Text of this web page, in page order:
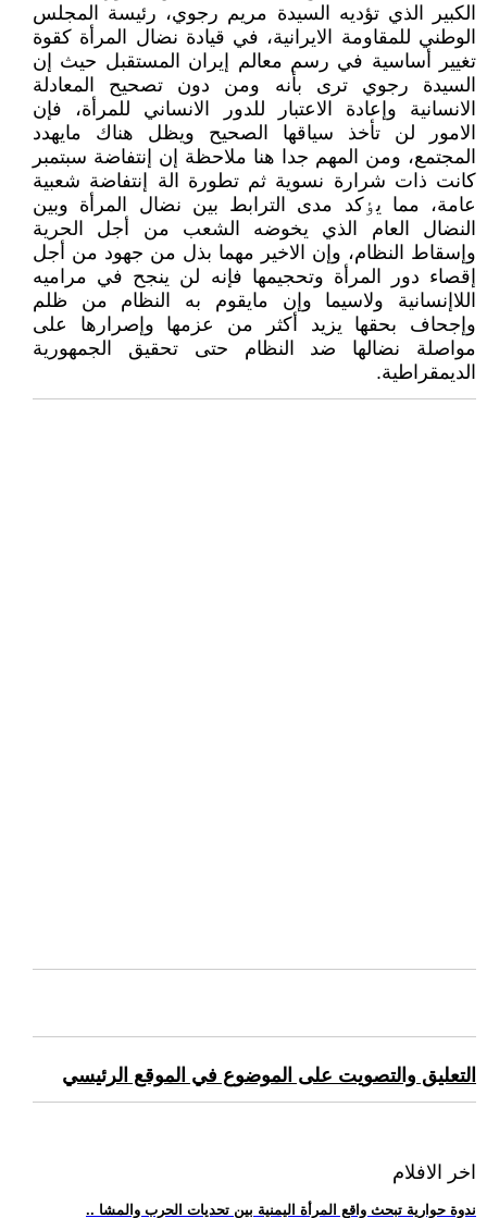
الکبير الذي تؤديه السيدة مريم رجوي، رئيسة المجلس
الوطني للمقاومة الايرانية، في قيادة نضال المرأة کقوة
تغيير أساسية في رسم معالم إيران المستقبل حيث إن
السيدة رجوي ترى بأنه ومن دون تصحيح المعادلة
الانسانية وإعادة الاعتبار للدور الانساني للمرأة، فإن
الامور لن تأخذ سياقها الصحيح ويظل هناك مايهدد
المجتمع، ومن المهم جدا هنا ملاحظة إن إنتفاضة سبتمبر
کانت ذات شرارة نسوية ثم تطورة الة إنتفاضة شعبية
عامة، مما يٶکد مدى الترابط بين نضال المرأة وبين
النضال العام الذي يخوضه الشعب من أجل الحرية
وإسقاط النظام، وإن الاخير مهما بذل من جهود من أجل
إقصاء دور المرأة وتحجيمها فإنه لن ينجح في مراميه
اللاإنسانية ولاسيما وإن مايقوم به النظام من ظلم
وإجحاف بحقها يزيد أکثر من عزمها وإصرارها على
مواصلة نضالها ضد النظام حتى تحقيق الجمهورية
الديمقراطية.
التعليق والتصويت على الموضوع في الموقع الرئيسي
اخر الافلام
.. ندوة حوارية تبحث واقع المرأة اليمنية بين تحديات الحرب والمشا